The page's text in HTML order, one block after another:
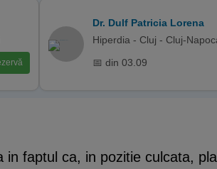
Dr. Dulf Patricia Lorena
Hiperdia - Cluj - Cluj-
📅 din 03.09
in faptul ca, in pozitie culcata,